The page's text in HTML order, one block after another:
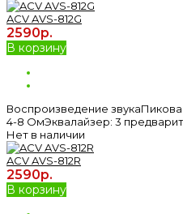
ACV AVS-812G
2590р.
В корзину
Воспроизведение
4-8 ОмЭквалайзер: 3
Нет в наличии
ACV AVS-812R
2590р.
В корзину